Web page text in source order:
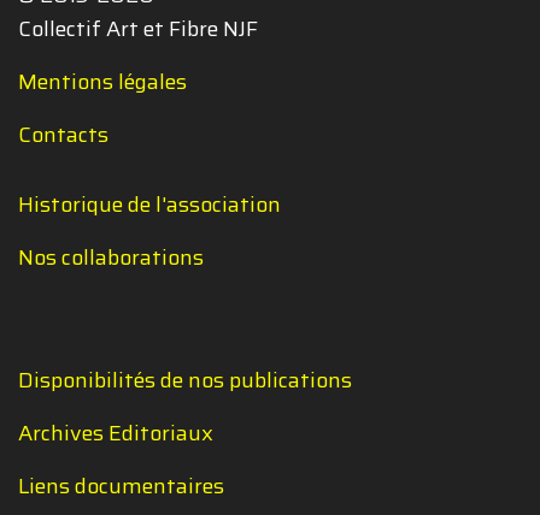
Collectif Art et Fibre NJF
Mentions légales
Contacts
Historique de l'association
Nos collaborations
Disponibilités de nos publications
Archives Editoriaux
Liens documentaires